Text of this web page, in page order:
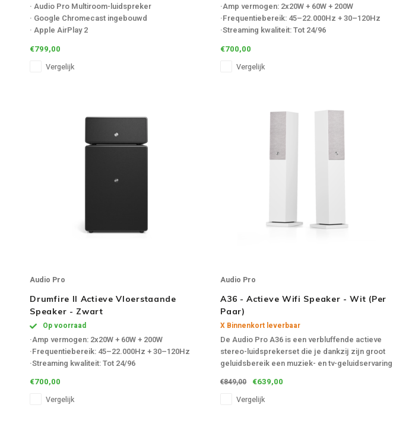
· Audio Pro Multiroom-luidspreker
· Google Chromecast ingebouwd
· Apple AirPlay 2
Line in 1 x optische digitale TOSLINK (alleen
PCM), 1 x ARC/TV.
€799,00
Vergelijk
·Amp vermogen: 2x20W + 60W + 200W
·Frequentiebereik: 45–22.000Hz + 30–120Hz
·Streaming kwaliteit: Tot 24/96
Netwerkstandby 1,7W, AAN 7,4 + 4,4 W
€700,00
Vergelijk
Audio Pro
Drumfire II Actieve Vloerstaande
Speaker - Zwart
Op voorraad
·Amp vermogen: 2x20W + 60W + 200W
·Frequentiebereik: 45–22.000Hz + 30–120Hz
·Streaming kwaliteit: Tot 24/96
Netwerkstandby 1,7W, AAN 7,4 + 4,4 W
€700,00
Vergelijk
Audio Pro
A36 - Actieve Wifi Speaker - Wit (Per
Paar)
X Binnenkort leverbaar
De Audio Pro A36 is een verbluffende actieve
stereo-luidsprekerset die je dankzij zijn groot
geluidsbereik een muziek- en tv-geluidservaring
overtreft.
€849,00 €639,00
Vergelijk